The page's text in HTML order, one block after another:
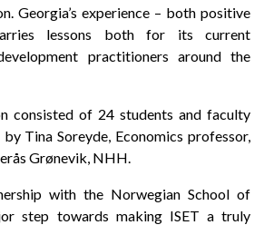
Georgia’s experience – both positive
lessons both for its current
practitioners around the
consisted of 24 students and faculty
Tina Soreyde, Economics professor,
Grønevik, NHH.
with the Norwegian School of
step towards making ISET a truly